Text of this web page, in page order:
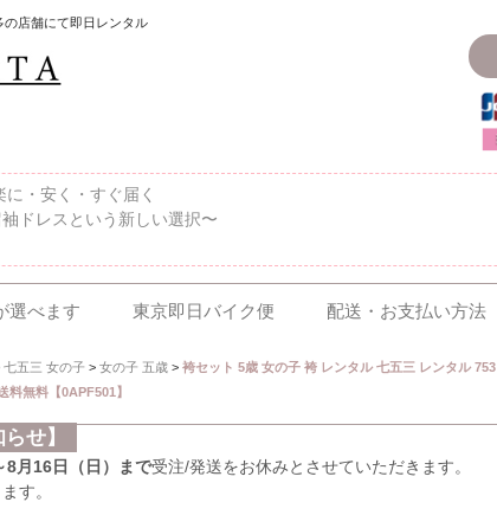
店舗にて即日レンタル
・安く・すぐ届く
ドレスという新しい選択〜
選べます 東京即日バイク便 配送・お支払い方法
七五三 女の子 > 女の子 五歳> 袴セット 5歳 女の子 袴 レンタル 七五三 レンタル
無料【0APF501】
せ】
8月16日（日）まで受注/発送をお休みとさせていただきます。
す。